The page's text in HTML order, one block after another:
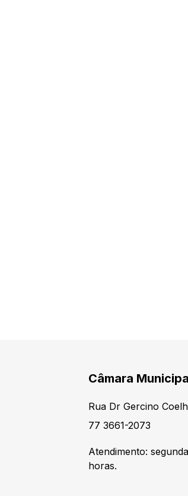
Câmara
Rua Dr Gercino
77 3661-2073
Atendimento:
horas.